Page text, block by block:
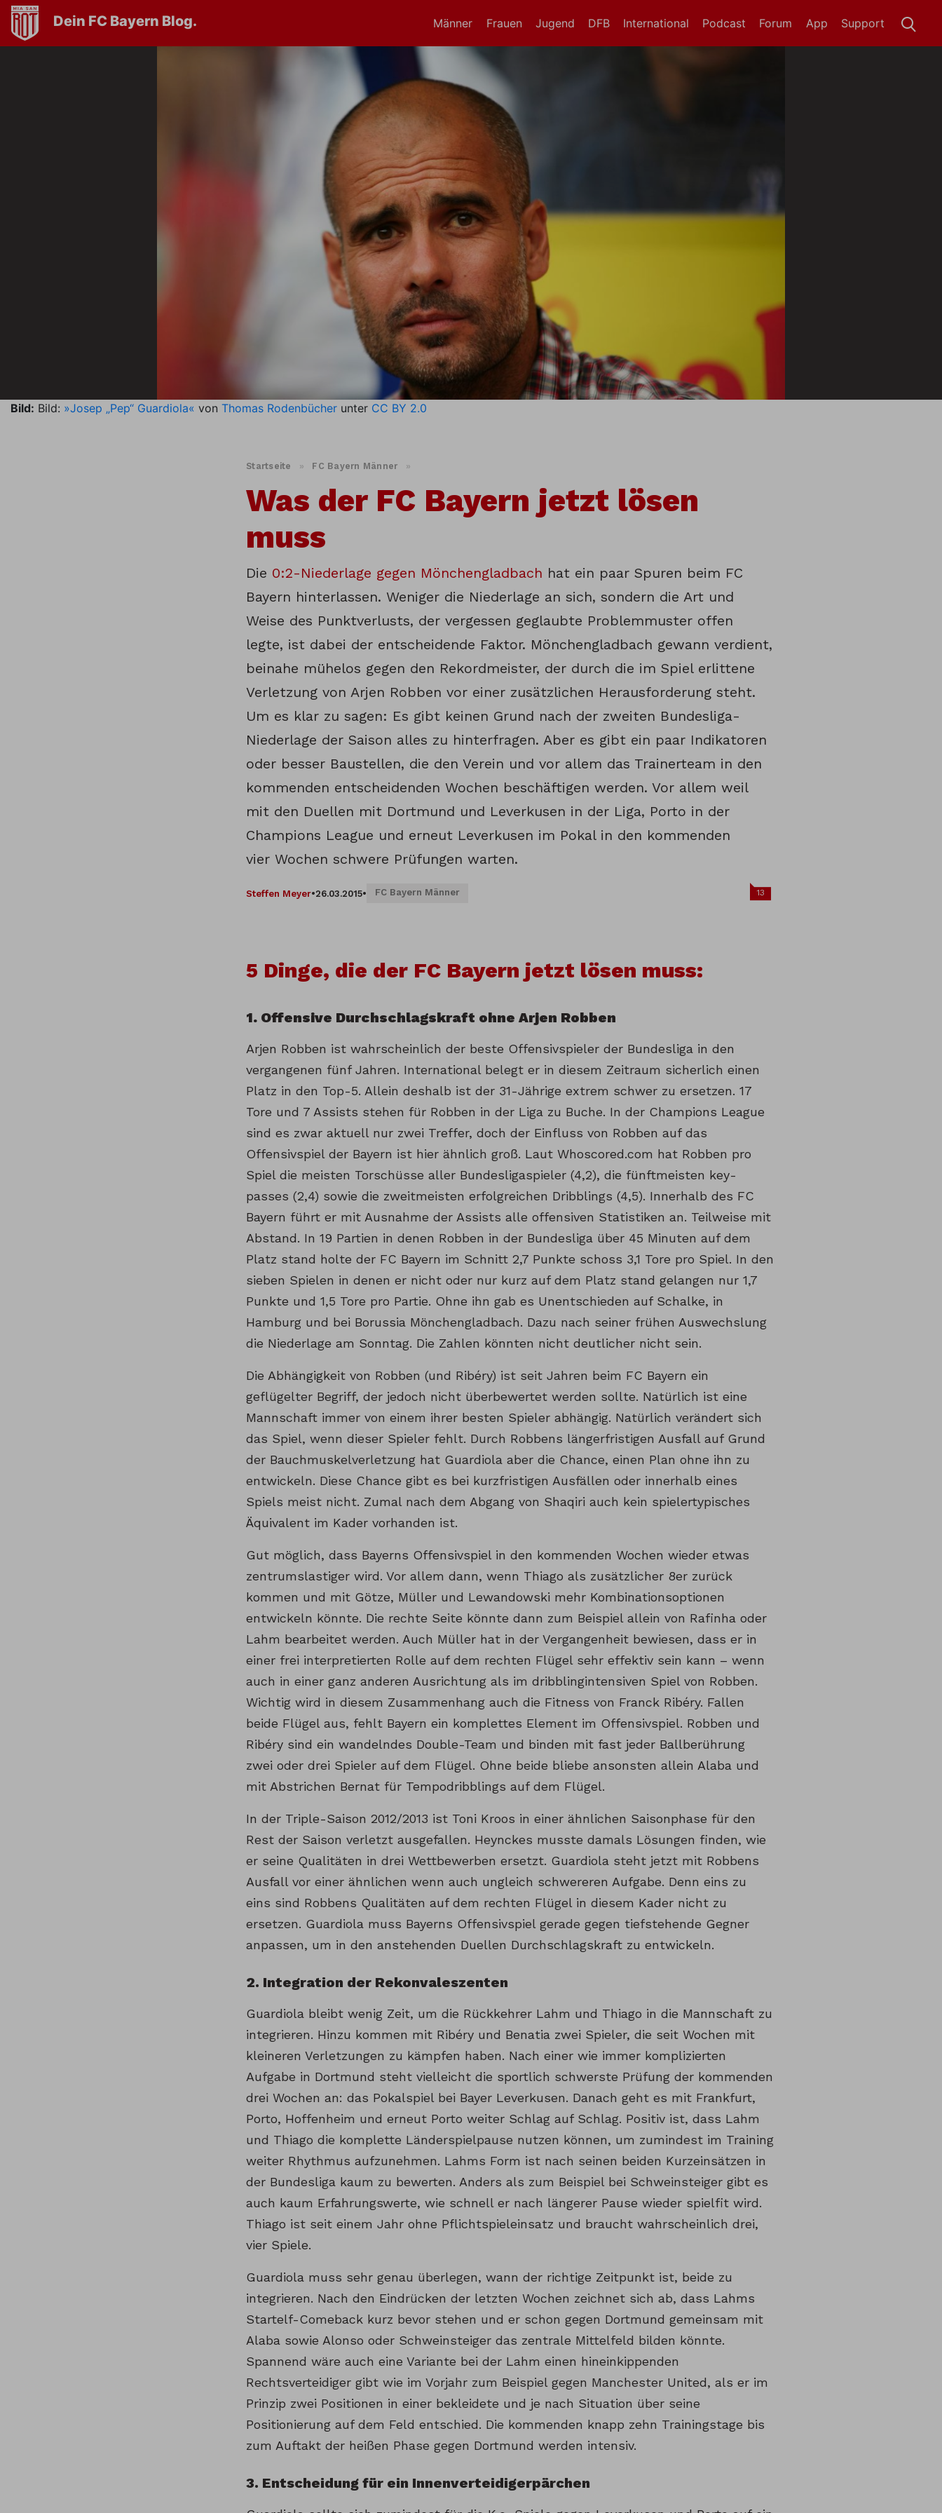
Dein FC Bayern Blog. Männer Frauen Jugend DFB International Support
App
Forum
Podcast
Bild: Bild: »Josep „Pep“ Guardiola« von Thomas Rodenbücher unter CC BY 2.0
Startseite » FC Bayern Männer »
Was der FC Bayern jetzt lösen
muss
Die 0:2-Niederlage gegen Mönchengladbach hat ein paar Spuren beim FC
Bayern hinterlassen. Weniger die Niederlage an sich, sondern die Art und
Weise des Punktverlusts, der vergessen geglaubte Problemmuster offen
legte, ist dabei der entscheidende Faktor. Mönchengladbach gewann verdient,
beinahe mühelos gegen den Rekordmeister, der durch die im Spiel erlittene
Verletzung von Arjen Robben vor einer zusätzlichen Herausforderung steht.
Um es klar zu sagen: Es gibt keinen Grund nach der zweiten Bundesliga-
Niederlage der Saison alles zu hinterfragen. Aber es gibt ein paar Indikatoren
oder besser Baustellen, die den Verein und vor allem das Trainerteam in den
kommenden entscheidenden Wochen beschäftigen werden. Vor allem weil
mit den Duellen mit Dortmund und Leverkusen in der Liga, Porto in der
Champions League und erneut Leverkusen im Pokal in den kommenden
vier Wochen schwere Prüfungen warten.
Steffen Meyer•26.03.2015• FC Bayern Männer 13
5 Dinge, die der FC Bayern jetzt lösen muss:
1. Offensive Durchschlagskraft ohne Arjen Robben
Arjen Robben ist wahrscheinlich der beste Offensivspieler der Bundesliga in den
vergangenen fünf Jahren. International belegt er in diesem Zeitraum sicherlich einen
Platz in den Top-5. Allein deshalb ist der 31-Jährige extrem schwer zu ersetzen. 17
Tore und 7 Assists stehen für Robben in der Liga zu Buche. In der Champions League
sind es zwar aktuell nur zwei Treffer, doch der Einfluss von Robben auf das
Offensivspiel der Bayern ist hier ähnlich groß. Laut Whoscored.com hat Robben pro
Spiel die meisten Torschüsse aller Bundesligaspieler (4,2), die fünftmeisten key-
passes (2,4) sowie die zweitmeisten erfolgreichen Dribblings (4,5). Innerhalb des FC
Bayern führt er mit Ausnahme der Assists alle offensiven Statistiken an. Teilweise mit
Abstand. In 19 Partien in denen Robben in der Bundesliga über 45 Minuten auf dem
Platz stand holte der FC Bayern im Schnitt 2,7 Punkte schoss 3,1 Tore pro Spiel. In den
sieben Spielen in denen er nicht oder nur kurz auf dem Platz stand gelangen nur 1,7
Punkte und 1,5 Tore pro Partie. Ohne ihn gab es Unentschieden auf Schalke, in
Hamburg und bei Borussia Mönchengladbach. Dazu nach seiner frühen Auswechslung
die Niederlage am Sonntag. Die Zahlen könnten nicht deutlicher nicht sein.
Die Abhängigkeit von Robben (und Ribéry) ist seit Jahren beim FC Bayern ein
geflügelter Begriff, der jedoch nicht überbewertet werden sollte. Natürlich ist eine
Mannschaft immer von einem ihrer besten Spieler abhängig. Natürlich verändert sich
das Spiel, wenn dieser Spieler fehlt. Durch Robbens längerfristigen Ausfall auf Grund
der Bauchmuskelverletzung hat Guardiola aber die Chance, einen Plan ohne ihn zu
entwickeln. Diese Chance gibt es bei kurzfristigen Ausfällen oder innerhalb eines
Spiels meist nicht. Zumal nach dem Abgang von Shaqiri auch kein spielertypisches
Äquivalent im Kader vorhanden ist.
Gut möglich, dass Bayerns Offensivspiel in den kommenden Wochen wieder etwas
zentrumslastiger wird. Vor allem dann, wenn Thiago als zusätzlicher 8er zurück
kommen und mit Götze, Müller und Lewandowski mehr Kombinationsoptionen
entwickeln könnte. Die rechte Seite könnte dann zum Beispiel allein von Rafinha oder
Lahm bearbeitet werden. Auch Müller hat in der Vergangenheit bewiesen, dass er in
einer frei interpretierten Rolle auf dem rechten Flügel sehr effektiv sein kann – wenn
auch in einer ganz anderen Ausrichtung als im dribblingintensiven Spiel von Robben.
Wichtig wird in diesem Zusammenhang auch die Fitness von Franck Ribéry. Fallen
beide Flügel aus, fehlt Bayern ein komplettes Element im Offensivspiel. Robben und
Ribéry sind ein wandelndes Double-Team und binden mit fast jeder Ballberührung
zwei oder drei Spieler auf dem Flügel. Ohne beide bliebe ansonsten allein Alaba und
mit Abstrichen Bernat für Tempodribblings auf dem Flügel.
In der Triple-Saison 2012/2013 ist Toni Kroos in einer ähnlichen Saisonphase für den
Rest der Saison verletzt ausgefallen. Heynckes musste damals Lösungen finden, wie
er seine Qualitäten in drei Wettbewerben ersetzt. Guardiola steht jetzt mit Robbens
Ausfall vor einer ähnlichen wenn auch ungleich schwereren Aufgabe. Denn eins zu
eins sind Robbens Qualitäten auf dem rechten Flügel in diesem Kader nicht zu
ersetzen. Guardiola muss Bayerns Offensivspiel gerade gegen tiefstehende Gegner
anpassen, um in den anstehenden Duellen Durchschlagskraft zu entwickeln.
2. Integration der Rekonvaleszenten
Guardiola bleibt wenig Zeit, um die Rückkehrer Lahm und Thiago in die Mannschaft zu
integrieren. Hinzu kommen mit Ribéry und Benatia zwei Spieler, die seit Wochen mit
kleineren Verletzungen zu kämpfen haben. Nach einer wie immer komplizierten
Aufgabe in Dortmund steht vielleicht die sportlich schwerste Prüfung der kommenden
drei Wochen an: das Pokalspiel bei Bayer Leverkusen. Danach geht es mit Frankfurt,
Porto, Hoffenheim und erneut Porto weiter Schlag auf Schlag. Positiv ist, dass Lahm
und Thiago die komplette Länderspielpause nutzen können, um zumindest im Training
weiter Rhythmus aufzunehmen. Lahms Form ist nach seinen beiden Kurzeinsätzen in
der Bundesliga kaum zu bewerten. Anders als zum Beispiel bei Schweinsteiger gibt es
auch kaum Erfahrungswerte, wie schnell er nach längerer Pause wieder spielfit wird.
Thiago ist seit einem Jahr ohne Pflichtspieleinsatz und braucht wahrscheinlich drei,
vier Spiele.
Guardiola muss sehr genau überlegen, wann der richtige Zeitpunkt ist, beide zu
integrieren. Nach den Eindrücken der letzten Wochen zeichnet sich ab, dass Lahms
Startelf-Comeback kurz bevor stehen und er schon gegen Dortmund gemeinsam mit
Alaba sowie Alonso oder Schweinsteiger das zentrale Mittelfeld bilden könnte.
Spannend wäre auch eine Variante bei der Lahm einen hineinkippenden
Rechtsverteidiger gibt wie im Vorjahr zum Beispiel gegen Manchester United, als er im
Prinzip zwei Positionen in einer bekleidete und je nach Situation über seine
Positionierung auf dem Feld entschied. Die kommenden knapp zehn Trainingstage bis
zum Auftakt der heißen Phase gegen Dortmund werden intensiv.
3. Entscheidung für ein Innenverteidigerpärchen